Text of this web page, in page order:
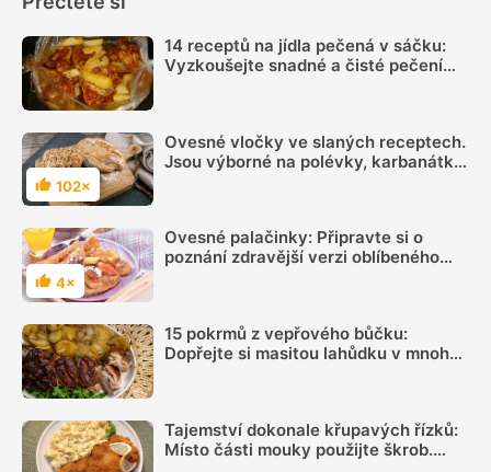
14 receptů na jídla pečená v sáčku:
Vyzkoušejte snadné a čisté pečení
Hodnocení
102×
Ovesné vločky ve slaných receptech.
Jsou výborné na polévky, karbanátky,
Hodnocení
4×
Ovesné palačinky: Připravte si o
poznání zdravější verzi oblíbeného
15 pokrmů z vepřového bůčku:
Dopřejte si masitou lahůdku v mnoha
Tajemství dokonale křupavých řízků:
Místo části mouky použijte škrob.